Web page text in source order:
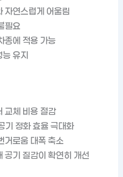
자연스럽게 어울림
필요
종에 적용 가능
유지
교체 비용 절감
기 정화 효율 극대화
거로움 대폭 축소
공기 질감이 확연히 개선